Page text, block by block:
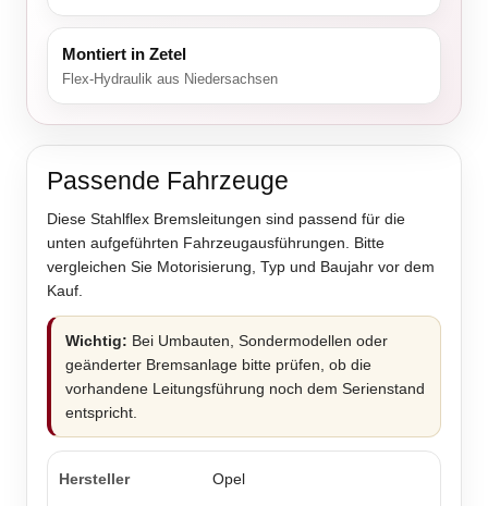
Montiert in Zetel
Flex-Hydraulik aus Niedersachsen
Passende Fahrzeuge
Diese Stahlflex Bremsleitungen sind passend für die
unten aufgeführten Fahrzeugausführungen. Bitte
vergleichen Sie Motorisierung, Typ und Baujahr vor dem
Kauf.
Wichtig: Bei Umbauten, Sondermodellen oder
geänderter Bremsanlage bitte prüfen, ob die
vorhandene Leitungsführung noch dem Serienstand
entspricht.
Opel